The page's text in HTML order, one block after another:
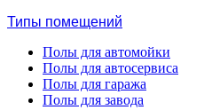
Типы помещений
Полы для автомойки
Полы для автосервиса
Полы для гаража
Полы для завода